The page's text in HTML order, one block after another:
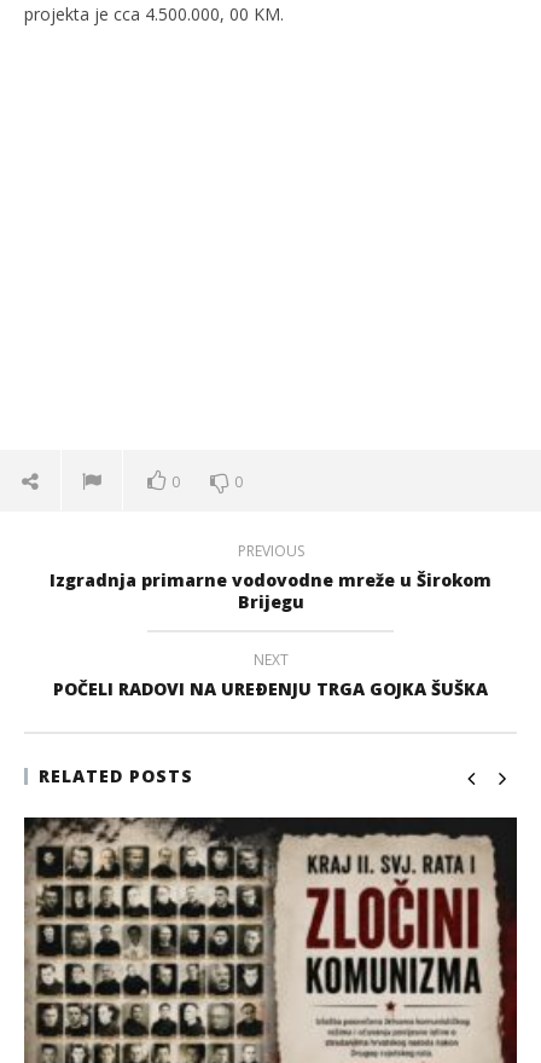
projekta je cca 4.500.000, 00 KM.
0 0
PREVIOUS
Izgradnja primarne vodovodne mreže u Širokom
Brijegu
NEXT
POČELI RADOVI NA UREÐENJU TRGA GOJKA ŠUŠKA
RELATED POSTS